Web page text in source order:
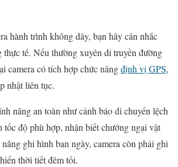
hành trình không dây, bạn hãy cân nhắc
thực tế. Nếu thường xuyên di truyền đường
camera có tích hợp chức năngđịnh vị GPS,
nhật liên tục.
năng an toàn như cảnh báo di chuyển lệch
tốc độ phù hợp, nhận biết chướng ngại vật
ghi hình ban ngày, camera còn phải ghi
thời tiết đêm tối.